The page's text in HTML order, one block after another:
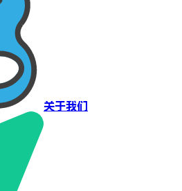
关于我们